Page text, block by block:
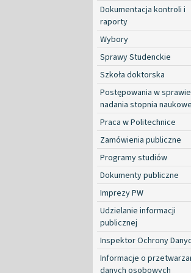
Dokumentacja kontroli i
raporty
Wybory
Sprawy Studenckie
Szkoła doktorska
Postępowania w sprawie
nadania stopnia
Praca w Politechnice
Zamówienia publiczne
Programy studiów
Dokumenty publiczne
Imprezy PW
Udzielanie informacji
publicznej
Inspektor Ochrony
Informacje o
danych osobowych